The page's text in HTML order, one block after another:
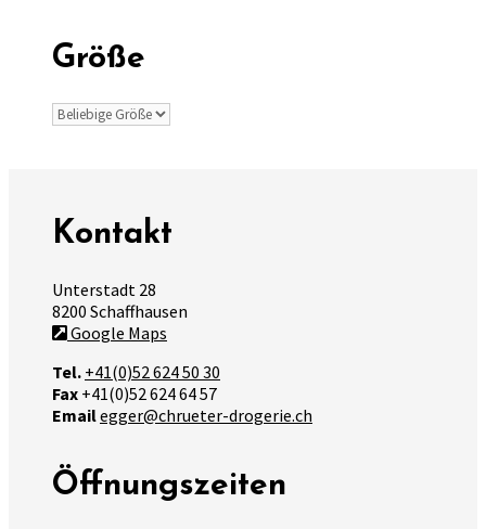
Größe
Kontakt
Unterstadt 28
8200 Schaffhausen
Google Maps
Tel. +41(0)52 624 50 30
Fax +41(0)52 624 64 57
Emailegger@chrueter-drogerie.ch
Öffnungszeiten